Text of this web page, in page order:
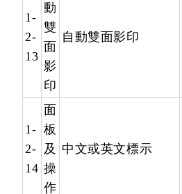
1-
2-
13
動
雙
面
影
印
自動雙面影印
1-
2-
14
面
板
及
操
作
中文或英文標示